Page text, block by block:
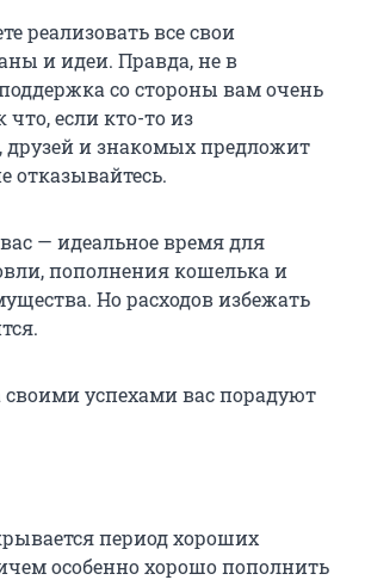
реализовать все свои
и идеи. Правда, не в
со стороны вам очень
что, если кто-то из
друзей и знакомых предложит
отказывайтесь.
— идеальное время для
пополнения кошелька и
Но расходов избежать
успехами вас порадуют
период хороших
особенно хорошо пополнить